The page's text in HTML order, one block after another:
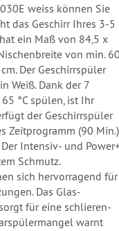
weiss können Sie
das Geschirr Ihres 3-5
ein Maß von 84,5 x
von min.
Der Geschirrspüler
Weiß. Dank der 7
°C spülen, ist Ihr
der Geschirrspüler
Zeitprogramm (90 Min.)
Intensiv- und
Schmutz.
sich hervorragend für
Das Glas-
für eine schlieren-
warnt